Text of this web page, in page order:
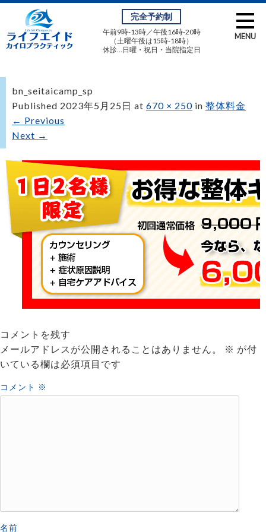
MENU
完全予約制
午前9時-13時／午後16時-20時
（土曜午後は15時-18時）
休診…日曜・祝日・当院指定日
bn_seitaicamp_sp
Published 2023年5月25日 at 670 × 250 in 整体料金
← Previous
Next →
コメントを残す
メールアドレスが公開されることはありません。
※ が付
いている欄は必須項目です
コメント ※
名前